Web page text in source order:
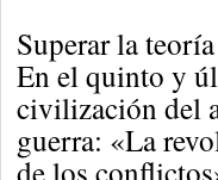
Superar la
En el quinto y
civilización del
guerra: «La
de los